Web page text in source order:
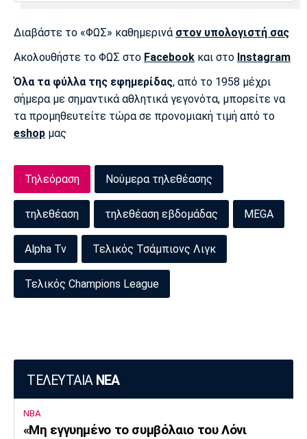
Διαβάστε το «ΦΩΣ» καθημερινά στον υπολογιστή σας
Ακολουθήστε το ΦΩΣ στο Facebook και στο Instagram
Όλα τα φύλλα της εφημερίδας, από το 1958 μέχρι
σήμερα με σημαντικά αθλητικά γεγονότα, μπορείτε να
τα προμηθευτείτε τώρα σε προνομιακή τιμή από το
eshop μας
Τηλεόραση Νούμερα τηλεθέασης
τηλεθέαση τηλεθέαση εβδομάδας MEGA
Alpha Tv Τελικός Τσάμπιονς Λιγκ
Τελικός Champions League
ΤΕΛΕΥΤΑΙΑ ΝΕΑ
NBA
«Μη εγγυημένο το συμβόλαιο του Λόνι